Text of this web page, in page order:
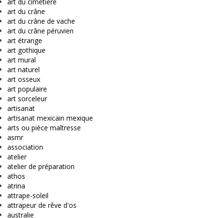
art du crâne
art du crâne de vache
art du crâne péruvien
art étrange
art gothique
art mural
art naturel
art osseux
art populaire
art sorceleur
artisanat
artisanat mexicain mexique
arts ou pièce maîtresse
asmr
association
atelier
atelier de préparation
athos
atrina
attrape-soleil
attrapeur de rêve d'os
australie